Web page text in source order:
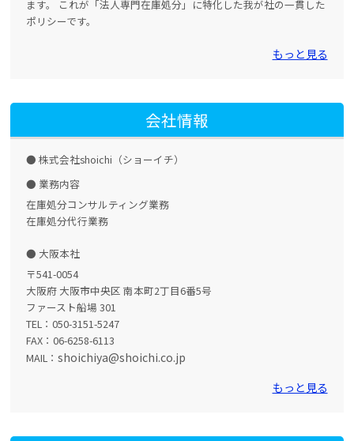
ます。 これが「法人専門在庫処分」に特化した我が社の一貫した
ポリシーです。
もっと見る
会社情報
株式会社shoichi（ショーイチ）
業務内容
在庫処分コンサルティング業務
在庫処分代行業務
大阪本社
〒541-0054
大阪府 大阪市中央区 南本町2丁目6番5号
ファースト船場 301
TEL：050-3151-5247
FAX：06-6258-6113
MAIL：shoichiya@shoichi.co.jp
もっと見る